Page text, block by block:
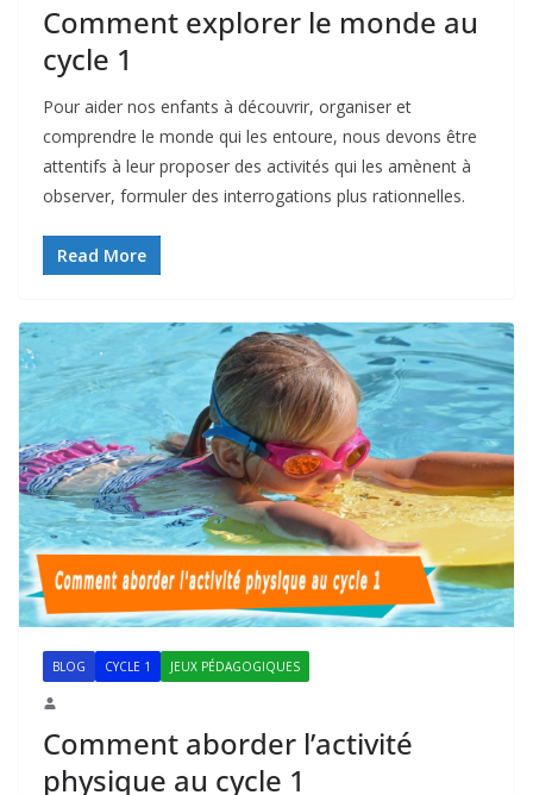
Comment explorer le monde au
cycle 1
Pour aider nos enfants à découvrir, organiser et
comprendre le monde qui les entoure, nous devons être
attentifs à leur proposer des activités qui les amènent à
observer, formuler des interrogations plus rationnelles.
Read More
BLOG CYCLE 1 JEUX PÉDAGOGIQUES
Comment aborder l’activité
physique au cycle 1